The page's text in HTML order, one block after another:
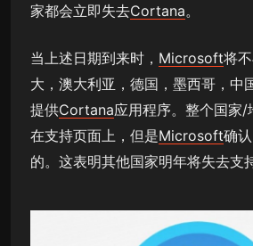
家都会立即失去Cortana。
当上述日期到来时， Microsoft将
大，澳大利亚，德国，墨西哥，中
提供Cortana应用程序。整个国家/
在支持页面上，但是Microsoft确
的。这表明其他国家明年将失去支